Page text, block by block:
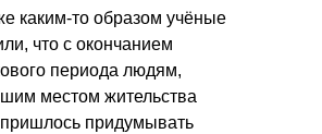
каким-то образом учёные
что с окончанием
периода людям,
местом жительства
придумывать